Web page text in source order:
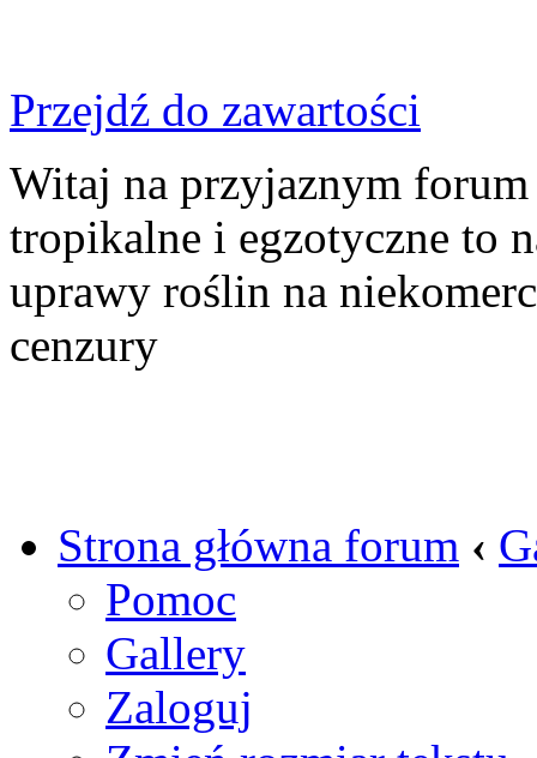
Przejdź do zawartości
Witaj na przyjaznym
tropikalne i egzotyczne to
uprawy roślin na
cenzury
Strona główna forum ‹
Pomoc
Gallery
Zaloguj